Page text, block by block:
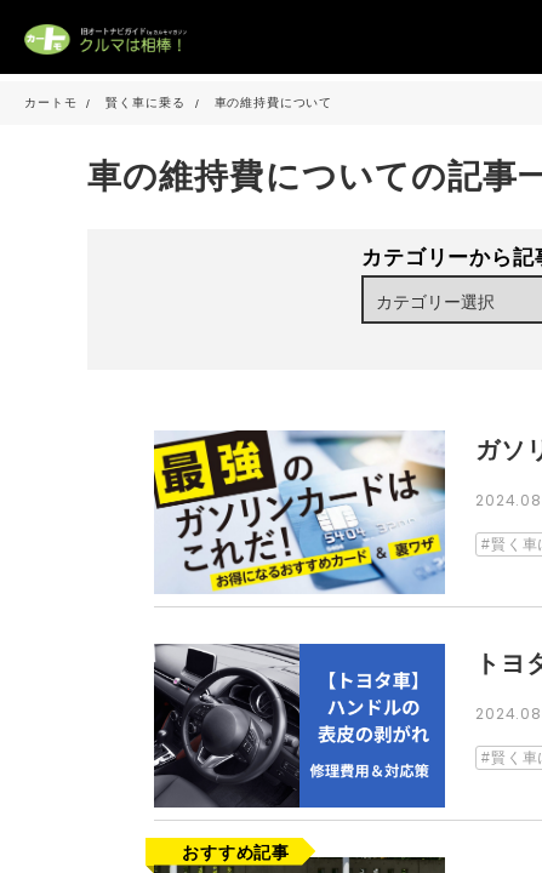
カートモ 賢く車に乗る 車の維持費について
車の維持費についての記事
カテゴリーから記
ガソ
賢く車
トヨ
賢く車